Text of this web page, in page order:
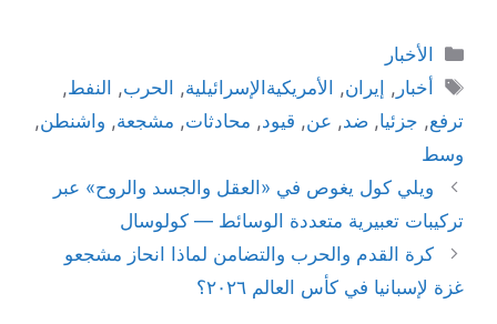
التصنيفات
الأخبار
الوسوم
أخبار , إيران, الأمريكيةالإسرائيلية, الحرب, النفط,
ترفع, جزئيا, ضد, عن, قيود, محادثات, مشجعة, واشنطن,
وسط
ويلي كول يغوص في «العقل والجسد والروح» عبر
تركيبات تعبيرية متعددة الوسائط — كولوسال
كرة القدم والحرب والتضامن لماذا انحاز مشجعو
غزة لإسبانيا في كأس العالم ٢٠٢٦؟